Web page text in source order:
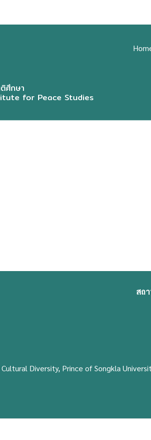
ศึกษา
for Peace Studies
MENU
สถ
Diversity, Prince of Songkla